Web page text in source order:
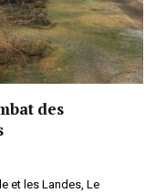
des
et les Landes, Le